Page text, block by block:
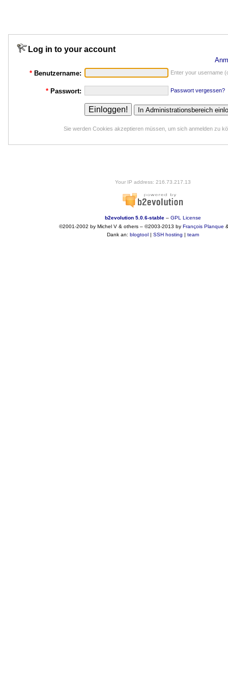
Log in to your account
* Benutzername: Enter your username
* Passwort: Passwort vergessen?
Sie werden Cookies akzeptieren müssen, um sich anmelden zu
Your IP address: 216.73.217.13
b2evolution 5.0.6-stable– GPL License
©2001-2002 by Michel V & others– ©2003-2013 by François Planque
Dank an: blogtool| SSH hosting | team